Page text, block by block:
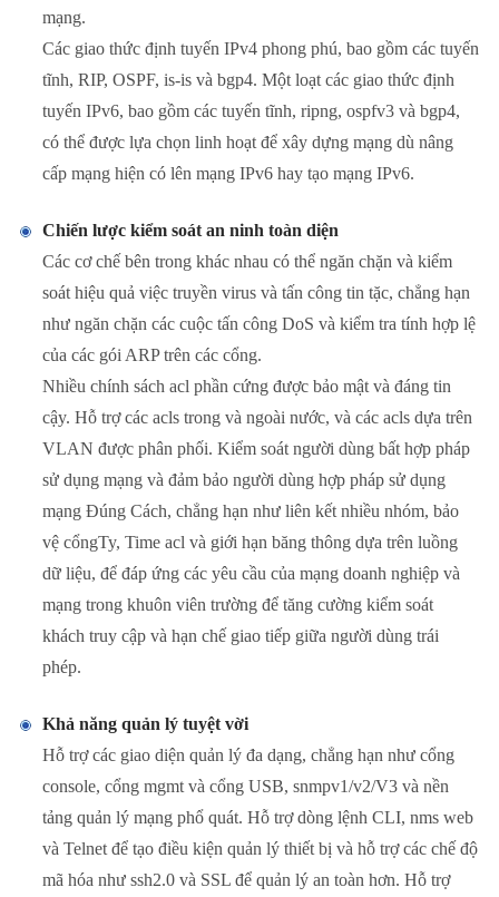
mạng.
Các giao thức định tuyến IPv4 phong phú, bao gồm các tuyến
tĩnh, RIP, OSPF, is-is và bgp4. Một loạt các giao thức định
tuyến IPv6, bao gồm các tuyến tĩnh, ripng, ospfv3 và bgp4,
có thể được lựa chọn linh hoạt để xây dựng mạng dù nâng
cấp mạng hiện có lên mạng IPv6 hay tạo mạng IPv6.
Chiến lược kiểm soát an ninh toàn diện
Các cơ chế bên trong khác nhau có thể ngăn chặn và kiểm
soát hiệu quả việc truyền virus và tấn công tin tặc, chẳng hạn
như ngăn chặn các cuộc tấn công DoS và kiểm tra tính hợp lệ
của các gói ARP trên các cổng.
Nhiều chính sách acl phần cứng được bảo mật và đáng tin
cậy. Hỗ trợ các acls trong và ngoài nước, và các acls dựa trên
VLAN được phân phối. Kiểm soát người dùng bất hợp pháp
sử dụng mạng và đảm bảo người dùng hợp pháp sử dụng
mạng Đúng Cách, chẳng hạn như liên kết nhiều nhóm, bảo
vệ cổngTy, Time acl và giới hạn băng thông dựa trên luồng
dữ liệu, để đáp ứng các yêu cầu của mạng doanh nghiệp và
mạng trong khuôn viên trường để tăng cường kiểm soát
khách truy cập và hạn chế giao tiếp giữa người dùng trái
phép.
Khả năng quản lý tuyệt vời
Hỗ trợ các giao diện quản lý đa dạng, chẳng hạn như cổng
console, cổng mgmt và cổng USB, snmpv1/v2/V3 và nền
tảng quản lý mạng phổ quát. Hỗ trợ dòng lệnh CLI, nms web
và Telnet để tạo điều kiện quản lý thiết bị và hỗ trợ các chế độ
mã hóa như ssh2.0 và SSL để quản lý an toàn hơn. Hỗ trợ